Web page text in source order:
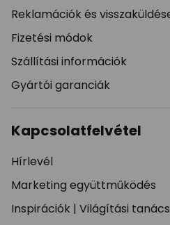
Reklamációk és
Fizetési módok
Szállítási információk
Gyártói garanciák
Kapcsolatfelvétel
Hírlevél
Marketing együttműködés
Inspirációk | Világítási